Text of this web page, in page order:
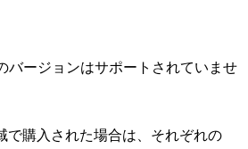
バージョンはサポートされていませ
で購入された場合は、それぞれの